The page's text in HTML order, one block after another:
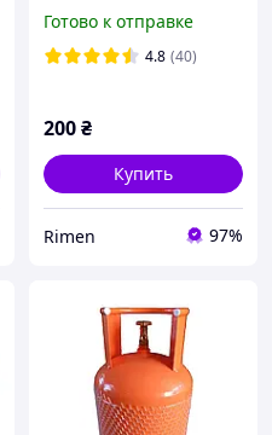
Готово к отправке
4.8 (40)
200 ₴
Купить
Rimen 97%